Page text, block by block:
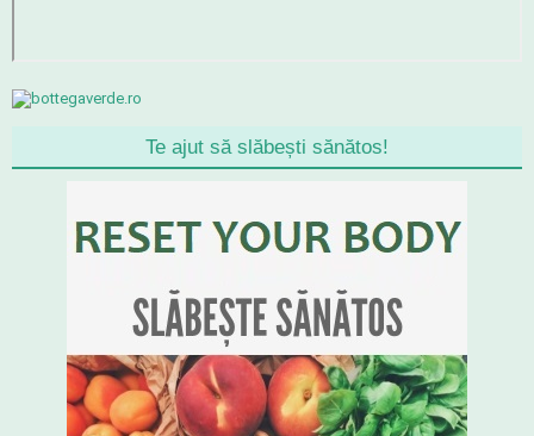
Te ajut să slăbești sănătos!